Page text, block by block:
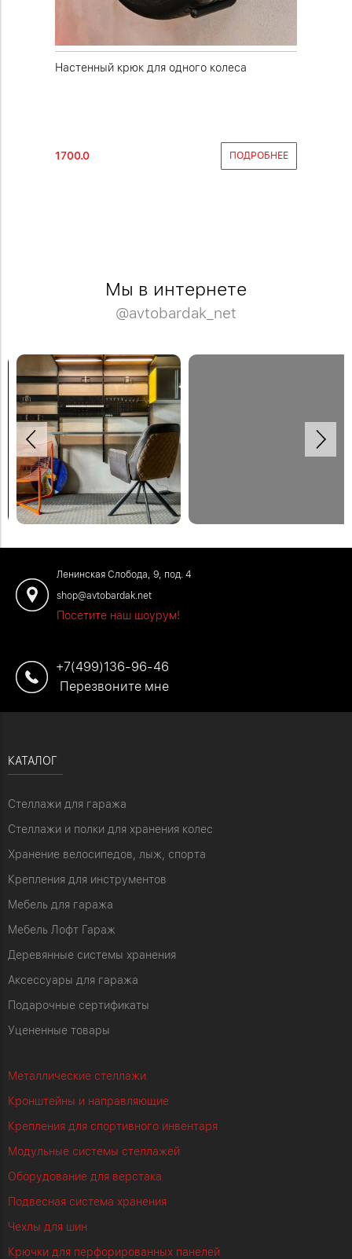
Настенный крюк для одного колеса
1700.0 ПОДРОБНЕЕ
Мы в интернете
@avtobardak_net
Рабочее место в мастерской может
быть и удобным и красивым.
Закрепить откидной стол можно на
любой высоте, чтобы было удобно
сидеть или работать стоя.
места по телефону: +7 (499) 136-96-
46
Сочетание дерева и чёрного металла
Ленинская Слобода, 9, под. 4
shop@avtobardak.net
Посетите наш шоурум!
+7(499)136-96-46
Перезвоните мне
КАТАЛОГ
Стеллажи для гаража
Стеллажи и полки для хранения колес
Хранение велосипедов, лыж, спорта
Крепления для инструментов
Мебель для гаража
Мебель Лофт Гараж
Деревянные системы хранения
Аксессуары для гаража
Подарочные сертификаты
Уцененные товары
Металлические стеллажи
Кронштейны и направляющие
Крепления для спортивного инвентаря
Модульные системы стеллажей
Оборудование для верстака
Подвесная система хранения
Чехлы для шин
Крючки для перфорированных панелей